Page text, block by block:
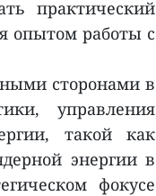
практический
опытом работы с
сторонами в
управления
такой как
энергии в
фокусе